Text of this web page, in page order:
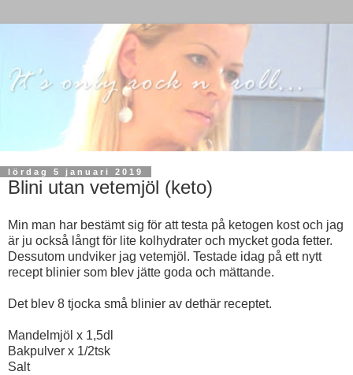
lördag 5 januari 2019
Blini utan vetemjöl (keto)
Min man har bestämt sig för att testa på ketogen kost och jag
är ju också långt för lite kolhydrater och mycket goda fetter.
Dessutom undviker jag vetemjöl. Testade idag på ett nytt
recept blinier som blev jätte goda och mättande.
Det blev 8 tjocka små blinier av dethär receptet.
Mandelmjöl x 1,5dl
Bakpulver x 1/2tsk
Salt